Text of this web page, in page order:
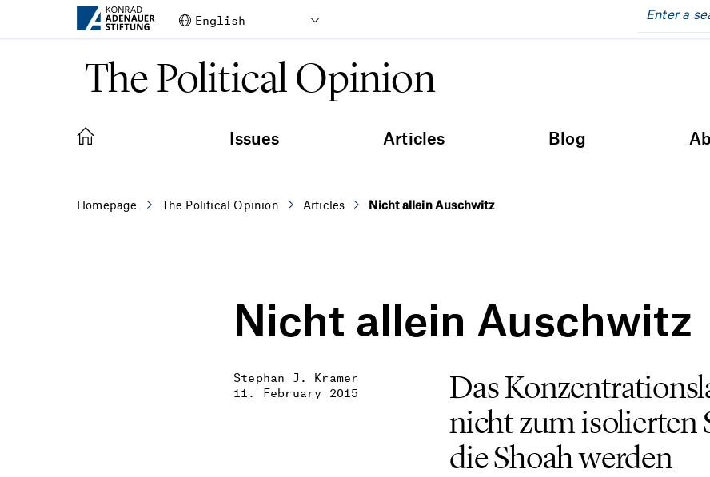
Skip to Main Content
The Political Opinion
Issues Articles Blog
Homepage The Political Opinion Articles Nicht allein Auschwitz
Nicht allein Auschwitz
Stephan J. Kramer
11. February 2015
Das
nicht zum isolierten
die Shoah werden